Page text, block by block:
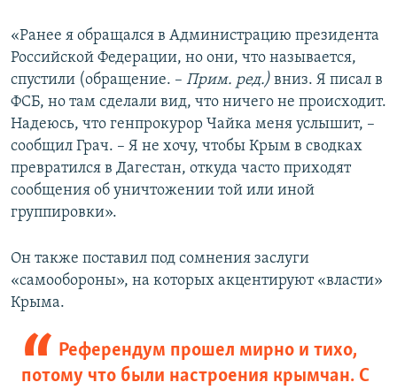
«Ранее я обращался в Администрацию президента
Российской Федерации, но они, что называется,
спустили (обращение. – Прим. ред.) вниз. Я писал в
ФСБ, но там сделали вид, что ничего не происходит.
Надеюсь, что генпрокурор Чайка меня услышит, –
сообщил Грач. – Я не хочу, чтобы Крым в сводках
превратился в Дагестан, откуда часто приходят
сообщения об уничтожении той или иной
группировки».
Он также поставил под сомнения заслуги
«самообороны», на которых акцентируют «власти»
Крыма.
Референдум прошел мирно и тихо,
потому что были настроения крымчан. С